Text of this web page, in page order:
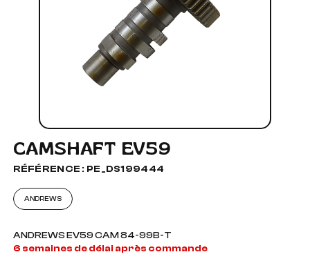
CAMSHAFT EV59
RÉFÉRENCE : PE_DS199444
ANDREWS
ANDREWS EV59 CAM 84-99B-T
6 semaines de délai après commande